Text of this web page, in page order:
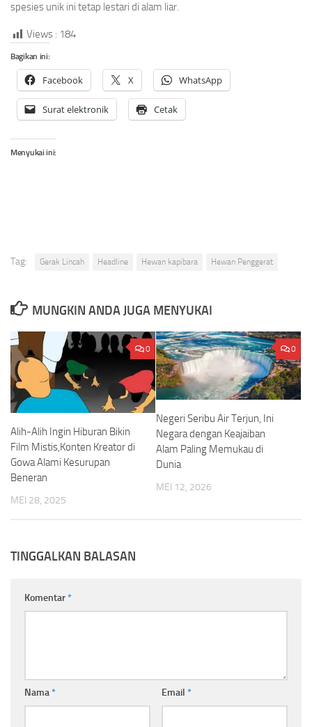
spesies unik ini tetap lestari di alam liar.
Views : 184
Bagikan ini:
Facebook X WhatsApp
Surat elektronik Cetak
Menyukai ini:
Tag: Gerak Lincah Headline Hewan kapibara Hewan Penggerat
MUNGKIN ANDA JUGA MENYUKAI
0
Alih-Alih Ingin Hiburan Bikin
Film Mistis,Konten Kreator di
Gowa Alami Kesurupan
Beneran
MEI 28, 2025
0
Negeri Seribu Air Terjun, Ini
Negara dengan Keajaiban
Alam Paling Memukau di
Dunia
MEI 12, 2026
TINGGALKAN BALASAN
Komentar*
Nama* Email *